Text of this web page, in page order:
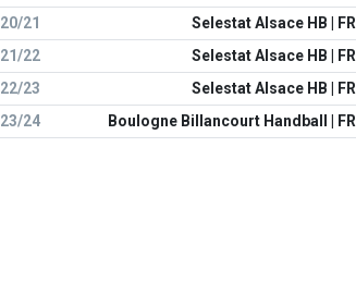
20/21
Selestat Alsace HB | FR
21/22
Selestat Alsace HB | FR
22/23
Selestat Alsace HB | FR
23/24
Boulogne Billancourt Handball | FR